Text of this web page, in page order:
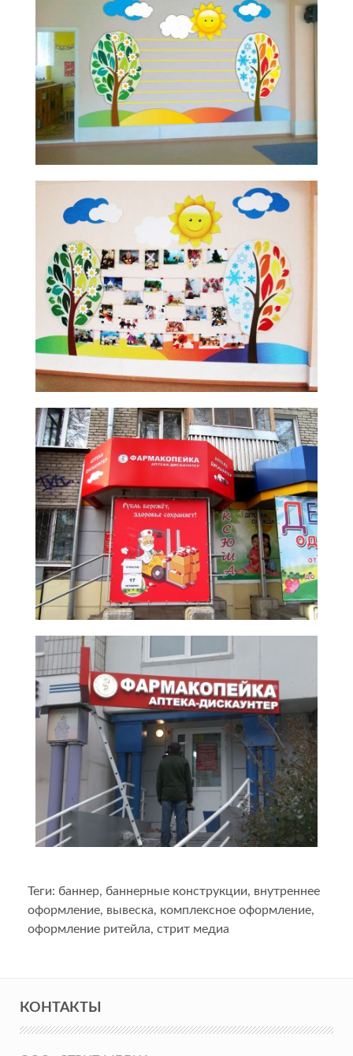
Теги: баннер, баннерные конструкции, внутреннее
оформление, вывеска, комплексное оформление,
оформление ритейла, стрит медиа
КОНТАКТЫ